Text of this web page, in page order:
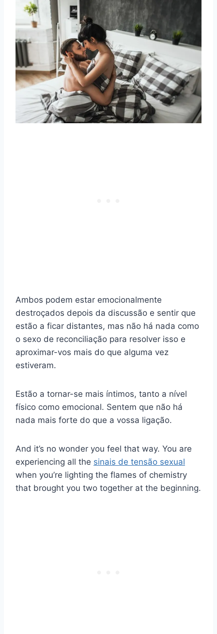
Ambos podem estar emocionalmente
destroçados depois da discussão e sentir que
estão a ficar distantes, mas não há nada como
o sexo de reconciliação para resolver isso e
aproximar-vos mais do que alguma vez
estiveram.
Estão a tornar-se mais íntimos, tanto a nível
físico como emocional. Sentem que não há
nada mais forte do que a vossa ligação.
And it’s no wonder you feel that way. You are
experiencing all the sinais de tensão sexual
when you’re lighting the flames of chemistry
that brought you two together at the beginning.